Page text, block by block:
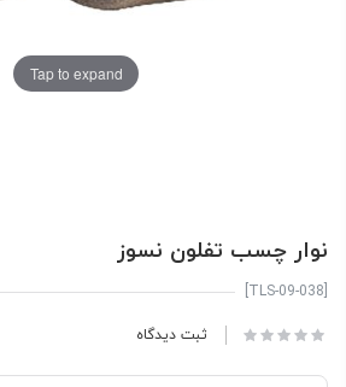
Tap to expand
نوار چسب تفلون نسوز
[TLS-09-038]
ثبت دیدگاه